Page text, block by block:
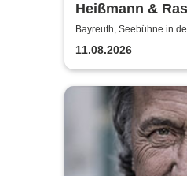
Heißmann &
Lustbarkeiten
Bayreuth, Seebühne in
11.08.2026